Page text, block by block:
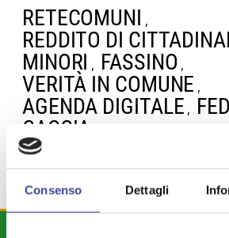
Consenso Dettagli
RETECOMUNI ,
REDDITO DI
MINORI , FASSINO ,
VERITÀ IN COMUNE ,
AGENDA DIGITALE ,
CACCIA